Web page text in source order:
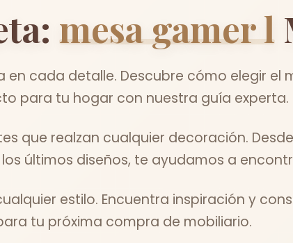
mesa gamer l
en cada detalle. Descubre cómo elegir el
para tu hogar con nuestra guía experta.
que realzan cualquier decoración.
últimos diseños, te ayudamos a
estilo. Encuentra inspiración y
tu próxima compra de mobiliario.